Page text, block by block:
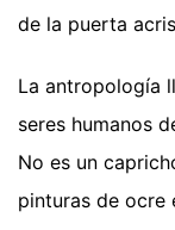
de la puerta
La antropología
seres humanos
No es un
pinturas de ocre